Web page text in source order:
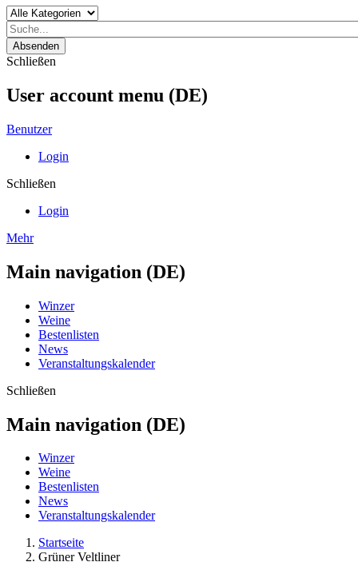
Absenden
Schließen
User account menu (DE)
Benutzer
Login
Schließen
Login
Mehr
Main navigation (DE)
Winzer
Weine
Bestenlisten
News
Veranstaltungskalender
Schließen
Main navigation (DE)
Winzer
Weine
Bestenlisten
News
Veranstaltungskalender
Startseite
Grüner Veltliner